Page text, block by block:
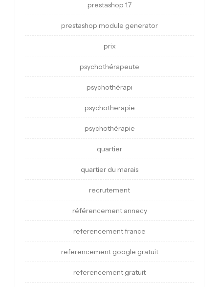
prestashop 1.7
prestashop module generator
prix
psychothérapeute
psychothérapi
psychotherapie
psychothérapie
quartier
quartier du marais
recrutement
référencement annecy
referencement france
referencement google gratuit
referencement gratuit